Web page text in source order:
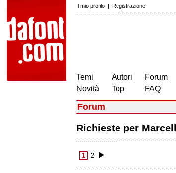
Il mio profilo | Registrazione
Temi
Novità
Autori
Top
Forum
FAQ
Forum
Richieste per
1 2